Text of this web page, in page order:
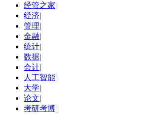
经管之家|
经济|
管理|
金融|
统计|
数据|
会计|
人工智能|
大学|
论文|
考研考博|